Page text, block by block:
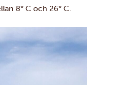
8° C och 26° C.